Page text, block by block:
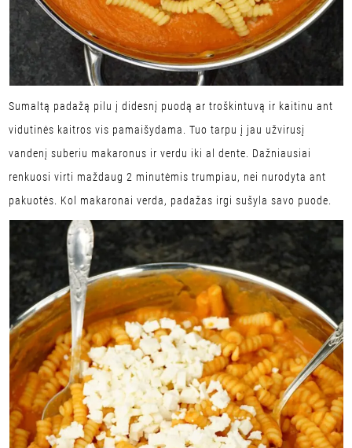
Sumaltą padažą pilu į didesnį puodą ar troškintuvą ir kaitinu ant
vidutinės kaitros vis pamaišydama. Tuo tarpu į jau užvirusį
vandenį suberiu makaronus ir verdu iki al dente. Dažniausiai
renkuosi virti maždaug 2 minutėmis trumpiau, nei nurodyta ant
pakuotės. Kol makaronai verda, padažas irgi sušyla savo puode.